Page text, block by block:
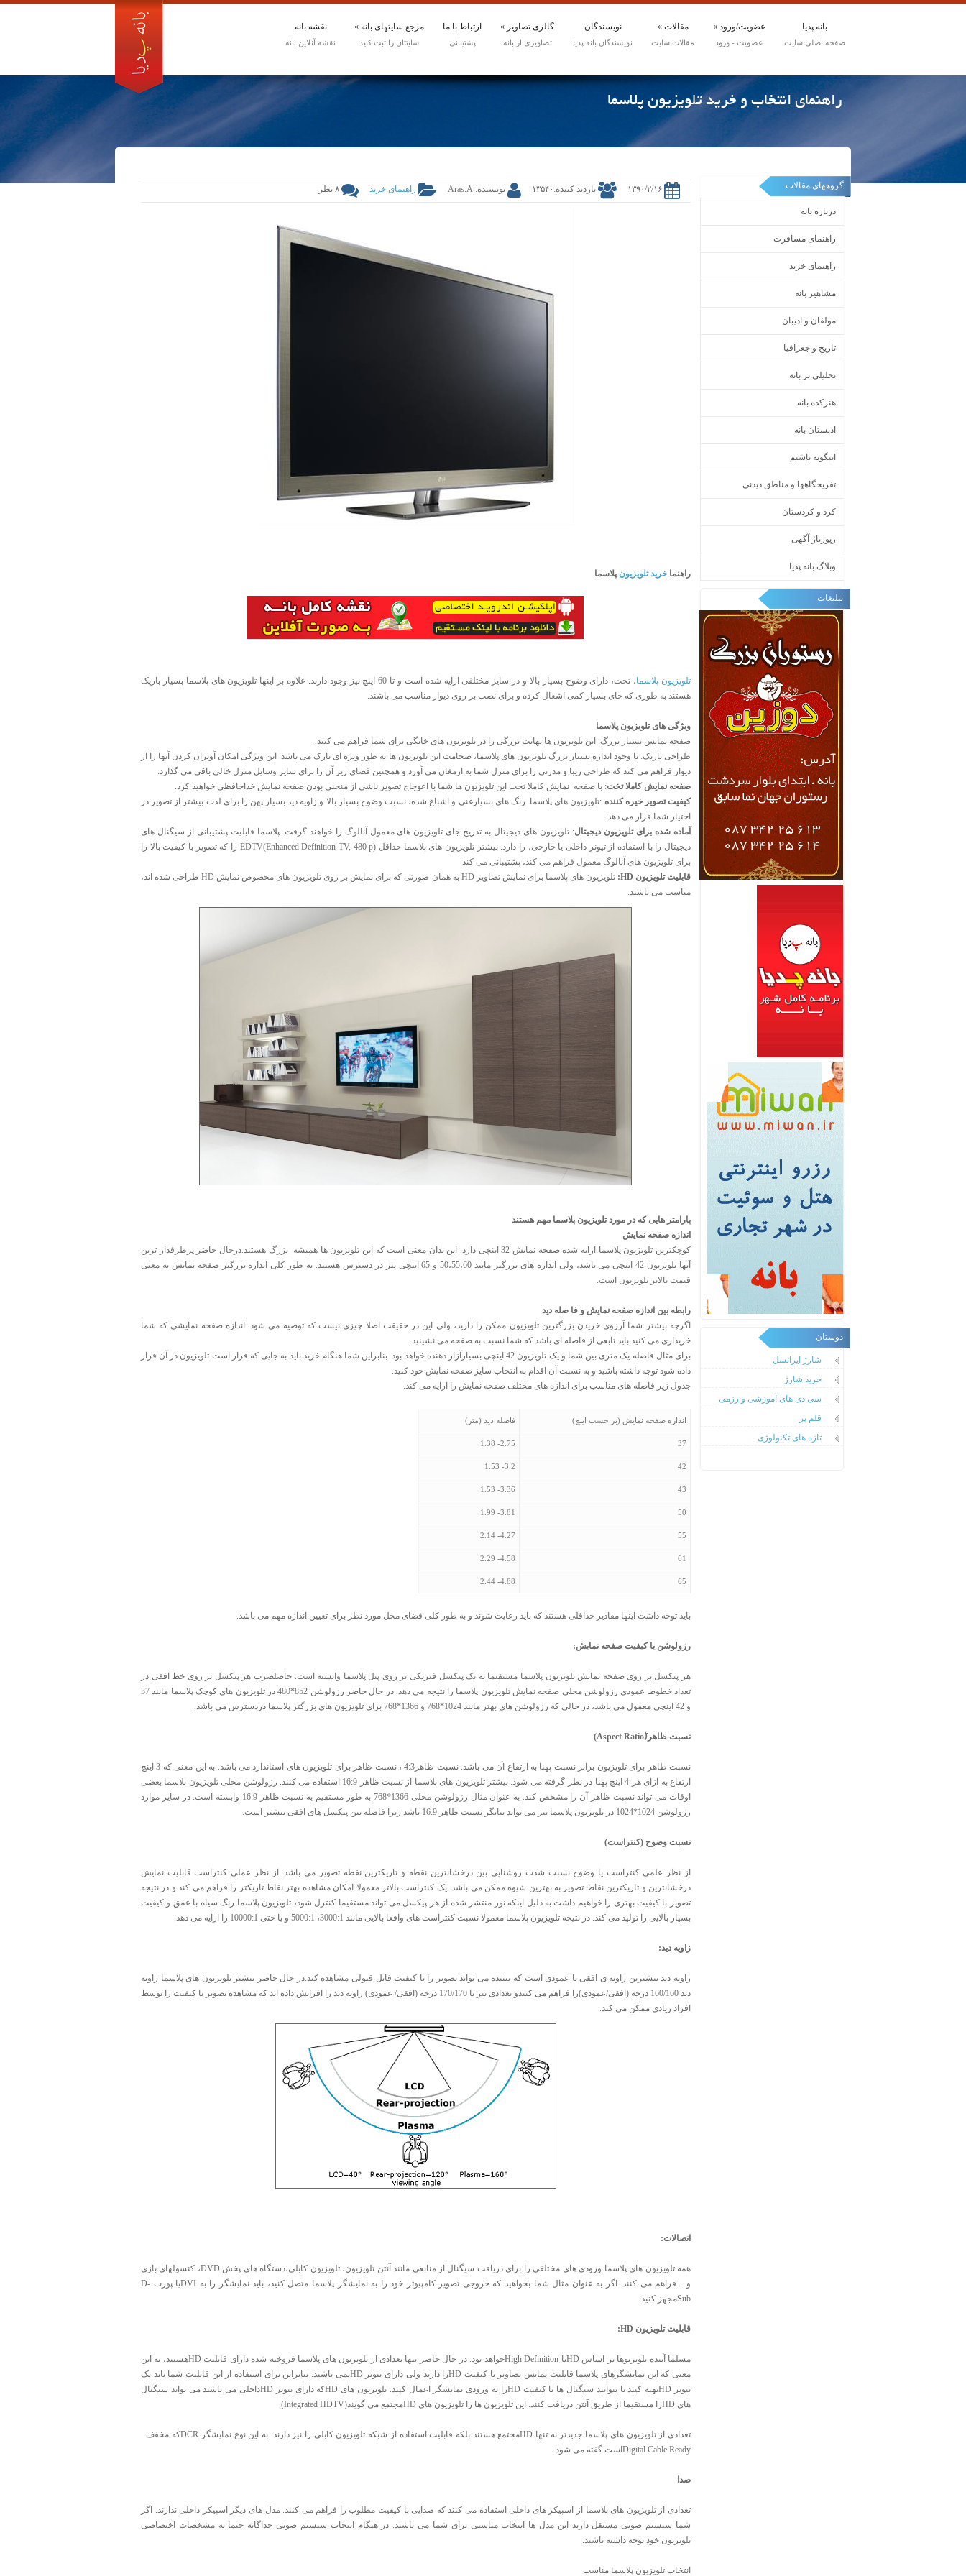
بانه پدیا عضویت/ورود » مقالات » نویسندگان گالری تصاویر » ارتباط با ما مرجع سایتهای بانه » نقشه بانه
راهنمای انتخاب و خرید تلویزیون پلاسما
گروههای مقالات
درباره بانه
راهنمای مسافرت
راهنمای خرید
مشاهیر بانه
مولفان و ادیبان
تاریخ و جغرافیا
تحلیلی بر بانه
هنرکده بانه
ادبستان بانه
اینگونه باشیم
تفریحگاهها و مناطق دیدنی
کرد و کردستان
رپورتاژ آگهی
وبلاگ بانه پدیا
تبلیغات
دوستان
شارژ ایرانسل
خرید شارژ
سی دی های آموزشی و رزمی
قلم پر
تازه های تکنولوژی
۱۳۹۰/۲/۱۶ بازدید کننده:۱۳۵۴۰ نویسنده: Aras.A راهنمای خرید ۸ نظر
راهنماخرید تلویزیون پلاسما
تلویزیون پلاسما
، تخت، دارای وضوح بسیار بالا و در سایز مختلفی ارایه شده است و تا 60 اینچ نیز وجود دارند. علاوه بر اینها تلویزیون های پلاسما بسیار باریک
هستند به طوری که جای بسیار کمی اشغال کرده و برای نصب بر روی دیوار مناسب می باشند.
ویژگی های تلویزیون پلاسما
صفحه نمایش بسیار بزرگ: این تلویزیون ها نهایت یزرگی را در تلویزیون های خانگی برای شما فراهم می کنند.
طراحی باریک: با وجود اندازه بسیار بزرگ تلویزیون های پلاسما، ضخامت این تلویزیون ها به طور ویژه ای نازک می باشد. این ویژگی امکان آویزان کردن آنها را از
دیوار فراهم می کند که طراحی زیبا و مدرنی را برای منزل شما به ارمغان می آورد و همچنین فضای زیر آن را برای سایر وسایل منزل خالی باقی می گذارد.
صفحه نمایش کاملا تخت: با صفحه نمایش کاملا تخت این تلویزیون ها شما با اعوجاج تصویر ناشی از منحنی بودن صفحه نمایش خداحافظی خواهید کرد.
کیفیت تصویر خیره کننده :تلویزیون های پلاسما رنگ های بسیارغنی و اشباع شده، نسبت وضوح بسیار بالا و زاویه دید بسیار پهن را برای لذت بیشتر از تصویر در
اختیار شما قرار می دهد.
آماده شده برای تلویزیون دیجیتال: تلویزیون های دیجیتال به تدریج جای تلویزیون های معمول آنالوگ را خواهند گرفت. پلاسما قابلیت پشتیبانی از سیگنال های
دیجیتال را با استفاده از تیونر داخلی یا خارجی، را دارد. بیشتر تلویزیون های پلاسما حداقل EDTV(Enhanced Definition TV, 480 p) را که تصویر با کیفیت بالا را
برای تلویزیون های آنالوگ معمول فراهم می کند، پشتیبانی می کند.
قابلیت تلویزیون HD:
تلویزیون های پلاسما برای نمایش تصاویر HD به همان صورتی که برای نمایش بر روی تلویزیون های مخصوص نمایش HD طراحی شده اند،
مناسب می باشند.
پارامتر هایی که در مورد تلویزیون پلاسما مهم هستند
اندازه صفحه نمایش
کوچکترین تلویزیون پلاسما ارایه شده صفحه نمایش 32 اینچی دارد. این بدان معنی است که این تلویزیون ها همیشه بزرگ هستند.درحال حاضر پرطرفدار ترین
آنها تلویزیون 42 اینچی می باشد، ولی اندازه های بزرگتر مانند 50،55،60 و 65 اینچی نیز در دسترس هستند. به طور کلی اندازه بزرگتر صفحه نمایش به معنی
قیمت بالاتر تلویزیون است.
رابطه بین اندازه صفحه نمایش و فا صله دید
اگرچه بیشتر شما آرزوی خریدن بزرگترین تلویزیون ممکن را دارید، ولی این در حقیقت اصلا چیزی نیست که توصیه می شود. اندازه صفحه نمایشی که شما
خریداری می کنید باید تابعی از فاصله ای باشد که شما نسبت به صفحه می نشینید.
برای مثال فاصله یک متری بین شما و یک تلویزیون 42 اینچی بسیارآزار دهنده خواهد بود. بنابراین شما هنگام خرید باید به جایی که قرار است تلویزیون در آن قرار
داده شود توجه داشته باشید و به نسبت آن اقدام به انتخاب سایز صفحه نمایش خود کنید.
جدول زیر فاصله های مناسب برای اندازه های مختلف صفحه نمایش را ارایه می کند.
اندازه صفحه نمایش (بر حسب اینچ) فاصله دید (متر)
37
2.75- 1.38
42
3.2- 1.53
43
3.36- 1.53
50
3.81- 1.99
55
4.27- 2.14
61
4.58- 2.29
65
4.88- 2.44
باید توجه داشت اینها مقادیر حداقلی هستند که باید رعایت شوند و به طور کلی فضای محل مورد نظر برای تعیین اندازه مهم می باشد.
رزولوشن یا کیفیت صفحه نمایش:
هر پیکسل بر روی صفحه نمایش تلویزیون پلاسما مستقیما به یک پیکسل فیزیکی بر روی پنل پلاسما وابسته است. حاصلضرب هر پیکسل بر روی خط افقی در
تعداد خطوط عمودی رزولوشن محلی صفحه نمایش تلویزیون پلاسما را نتیجه می دهد. در حال حاضر رزولوشن 852*480 در تلویزیون های کوچک پلاسما مانند 37
و 42 اینچی معمول می باشد، در حالی که رزولوشن های بهتر مانند 1024*768 و 1366*768 برای تلویزیون های بزرگتر پلاسما دردسترس می باشد.
نسبت ظاهر(َAspect Ratio)
نسبت ظاهر برای تلویزیون برابر نسبت پهنا به ارتفاع آن می باشد. نسبت ظاهر4:3 ، نسبت ظاهر برای تلویزیون های استاندارد می باشد. به این معنی که 3 اینچ
ارتفاع به ازای هر 4 اینچ پهنا در نظر گرفته می شود. بیشتر تلویزیون های پلاسما از نسبت ظاهر 16:9 استفاده می کنند. رزولوشن محلی تلویزیون پلاسما بعضی
اوقات می تواند نسبت ظاهر آن را مشخص کند. به عنوان مثال رزولوشن محلی 1366*768 به طور مستقیم به نسبت ظاهر 16:9 وابسته است. در سایر موارد
رزولوشن 1024*1024 در تلویزیون پلاسما نیز می تواند بیانگر نسبت ظاهر 16:9 باشد زیرا فاصله بین پیکسل های افقی بیشتر است.
نسبت وضوح (کنتراست)
از نظر علمی کنتراست یا وضوح نسبت شدت روشنایی بین درخشانترین نقطه و تاریکترین نقطه تصویر می باشد. از نظر عملی کنتراست قابلیت نمایش
درخشانترین و تاریکترین نقاط تصویر به بهترین شیوه ممکن می باشد. یک کنتراست بالاتر معمولا امکان مشاهده بهتر نقاط تاریکتر را فراهم می کند و در نتیجه
تصویر با کیفیت بهتری را خواهیم داشت.به دلیل اینکه نور منتشر شده از هر پیکسل می تواند مستقیما کنترل شود، تلویزیون پلاسما رنگ سیاه با عمق و کیفیت
بسیار بالایی را تولید می کند. در نتیجه تلویزیون پلاسما معمولا نسبت کنتراست های واقعا بالایی مانند 3000:1، 5000:1 و یا حتی 10000:1 را ارایه می دهد.
زاویه دید:
زاویه دید بیشترین زاویه ی افقی یا عمودی است که بیننده می تواند تصویر را با کیفیت قابل قبولی مشاهده کند.در حال حاضر بیشتر تلویزیون های پلاسما زاویه
دید 160/160 درجه (افقی/عمودی)را فراهم می کنندو تعدادی نیز تا 170/170 درجه (افقی/ عمودی) زاویه دید را افزایش داده اند که مشاهده تصویر با کیفیت را توسط
افراد زیادی ممکن می کند.
اتصالات:
همه تلویزیون های پلاسما ورودی های مختلفی را برای دریافت سیگنال از منابعی مانند آنتن تلویزیون، تلویزیون کابلی،دستگاه های پخش DVD، کنسولهای بازی
و... فراهم می کنند. اگر به عنوان مثال شما بخواهید که خروجی تصویر کامپیوتر خود را به نمایشگر پلاسما متصل کنید، باید نمایشگر را به DVIیا پورت D-
Subمجهز کنید.
قابلیت تلویزیون HD:
مسلما آینده تلویزیوها بر اساس HDیا High Definitionخواهد بود. در حال حاضر تنها تعدادی از تلویزیون های پلاسما فروخته شده دارای قابلیت HDهستند، به این
معنی که این نمایشگرهای پلاسما قابلیت نمایش تصاویر با کیفیت HDرا دارند ولی دارای تیونر HDنمی باشند. بنابراین برای استفاده از این قابلیت شما باید یک
تیونر HDتهیه کنید تا بتوانید سیگنال ها با کیفیت HDرا به ورودی نمایشگر اعمال کنید. تلویزیون های HDکه دارای تیونر HDداخلی می باشند می تواند سیگنال
های HDرا مستقیما از طریق آنتن دریافت کنند. این تلویزیون ها را تلویزیون های HDمجتمع می گویند(Integrated HDTV).
تعدادی از تلویزیون های پلاسما جدیدتر نه تنها HDمجتمع هستند بلکه قابلیت استفاده از شبکه تلویزیون کابلی را نیز دارند. به این نوع نمایشگر DCRکه مخفف
Digital Cable Readyاست گفته می شود.
صدا
تعدادی از تلویزیون های پلاسما از اسپیکر های داخلی استفاده می کنند که صدایی با کیفیت مطلوب را فراهم می کنند. مدل های دیگر اسپیکر داخلی ندارند. اگر
شما سیستم صوتی مستقل دارید این مدل ها انتخاب مناسبی برای شما می باشند. در هنگام انتخاب سیستم صوتی جداگانه حتما به مشخصات اختصاصی
تلویزیون خود توجه داشته باشید.
انتخاب تلویزیون پلاسما مناسب